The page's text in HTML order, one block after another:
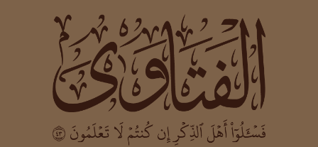
العالم
بن باز
بن العثيمين
طريقة البحث
ذكي